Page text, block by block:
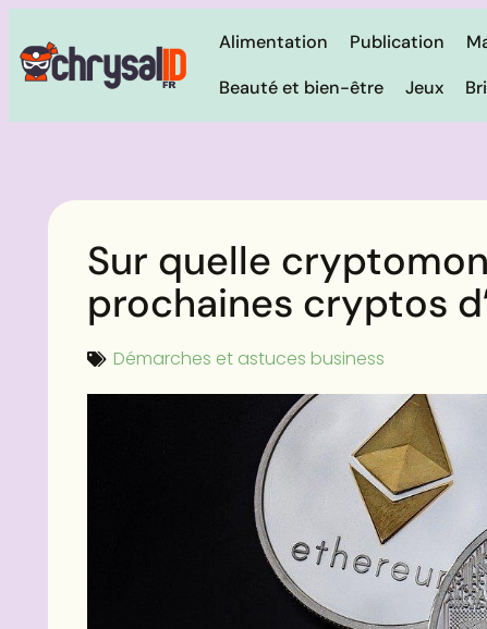
Alimentation Publication
Beauté et bien-être
Jeux
Sur quelle
prochaines cryptos
Démarches et astuces business